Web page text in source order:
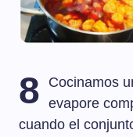
8
Cocinamos
evapore
cuando el